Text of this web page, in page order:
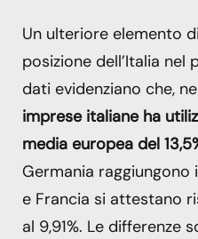
Un ulteriore elemento
posizione dell’Italia nel
dati evidenziano che,
imprese italiane ha
media europea del
Germania raggiungono
e Francia si attestano
al 9,91%. Le